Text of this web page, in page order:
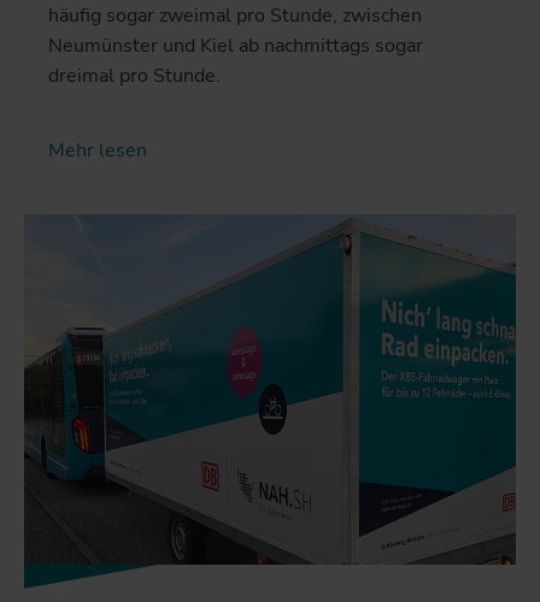
häufig sogar zweimal pro Stunde, zwischen
Neumünster und Kiel ab nachmittags sogar
dreimal pro Stunde.
Mehr lesen